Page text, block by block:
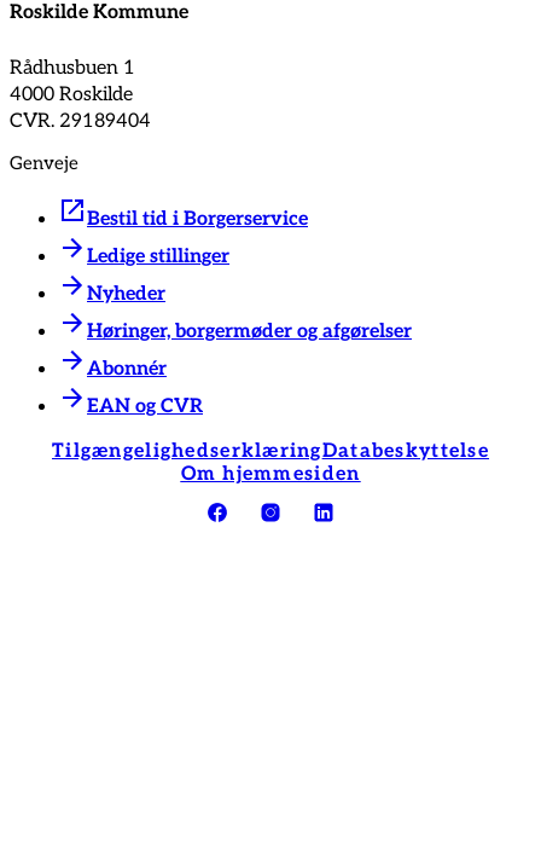
Roskilde Kommune
Rådhusbuen 1
4000 Roskilde
CVR. 29189404
Genveje
Bestil tid i Borgerservice
Ledige stillinger
Nyheder
Høringer, borgermøder og afgørelser
Abonnér
EAN og CVR
TilgængelighedserklæringDatabeskyttelse
Om hjemmesiden